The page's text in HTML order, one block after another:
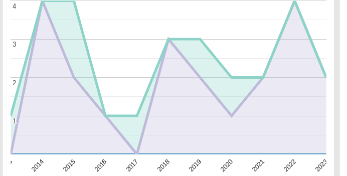
2014 2015 2016 2017 2018 2019 2020 2021 2022 2023
1
1
2
2
3
3
4
4